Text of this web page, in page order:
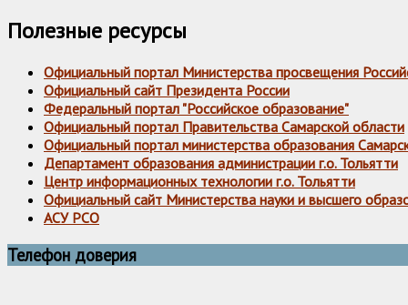
Полезные ресурсы
Официальный портал Министерства просвещения
Официальный сайт Президента России
Федеральный портал "Российское образование"
Официальный портал Правительства Самарской области
Официальный портал министерства образования
Департамент образования администрации г.о. Тольятти
Центр информационных технологии г.о. Тольятти
Официальный сайт Министерства науки и высшего
АСУ РСО
Телефон доверия